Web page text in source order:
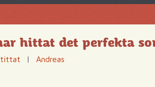
hittat det perfekta
|
Andreas